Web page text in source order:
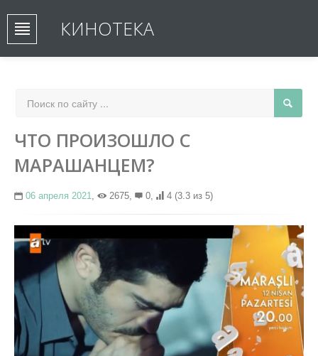
КИНОТЕКА
ЧТО ПРОИЗОШЛО С
МАРАШАНЦЕМ?
06 апреля 2021, 2675, 0, 4 (3.3 из 5)